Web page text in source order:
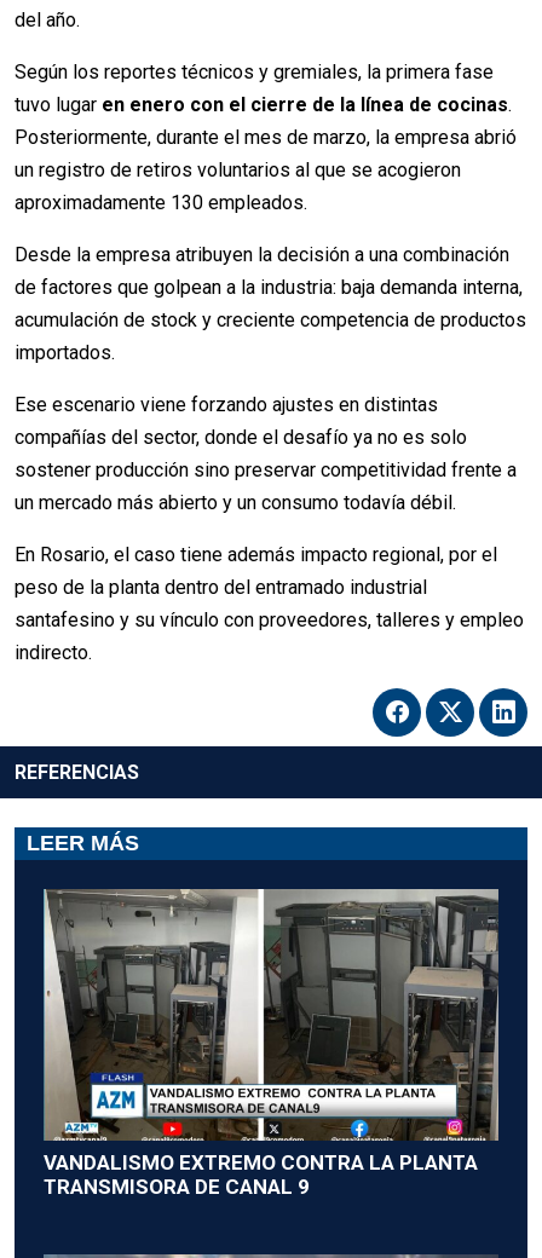
del año.
Según los reportes técnicos y gremiales, la primera fase
tuvo lugar en enero con el cierre de la línea de cocinas.
Posteriormente, durante el mes de marzo, la empresa abrió
un registro de retiros voluntarios al que se acogieron
aproximadamente 130 empleados.
Desde la empresa atribuyen la decisión a una combinación
de factores que golpean a la industria: baja demanda interna,
acumulación de stock y creciente competencia de productos
importados.
Ese escenario viene forzando ajustes en distintas
compañías del sector, donde el desafío ya no es solo
sostener producción sino preservar competitividad frente a
un mercado más abierto y un consumo todavía débil.
En Rosario, el caso tiene además impacto regional, por el
peso de la planta dentro del entramado industrial
santafesino y su vínculo con proveedores, talleres y empleo
indirecto.
REFERENCIAS
LEER MÁS
VANDALISMO EXTREMO CONTRA LA PLANTA
TRANSMISORA DE CANAL 9